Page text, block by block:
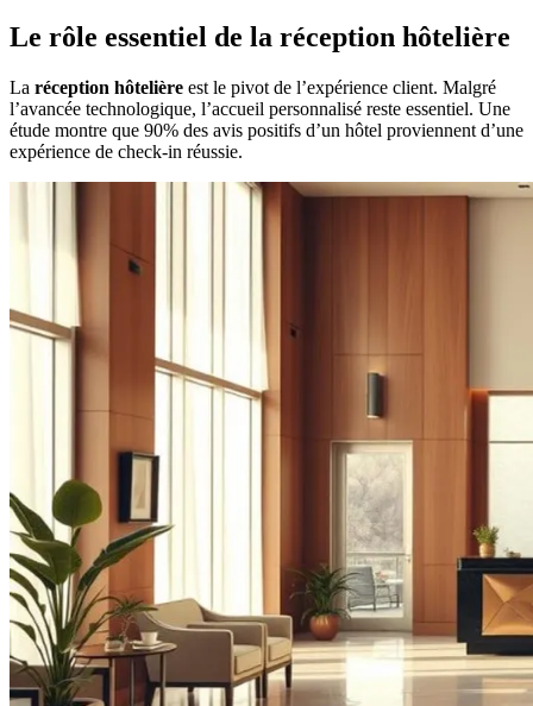
Le rôle essentiel de la réception hôtelière
La réception hôtelière est le pivot de l’expérience client. Malgré
l’avancée technologique, l’accueil personnalisé reste essentiel. Une
étude montre que 90% des avis positifs d’un hôtel proviennent d’une
expérience de check-in réussie.